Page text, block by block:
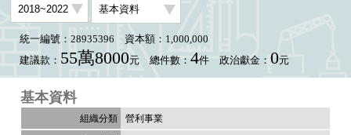
統一編號：28935396
資本額：1,000,000
建議款： 55萬8000元 總件數： 4件 政治獻金： 0元
基本資料
營利事業